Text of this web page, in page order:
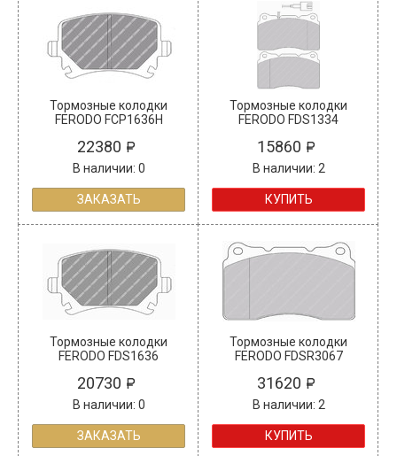
Тормозные колодки
FERODO FCP1636H
22380
В наличии: 0
ЗАКАЗАТЬ
Тормозные колодки
FERODO FDS1334
15860
В наличии: 2
КУПИТЬ
Тормозные колодки
FERODO FDS1636
20730
В наличии: 0
ЗАКАЗАТЬ
Тормозные колодки
FERODO FDSR3067
31620
В наличии: 2
КУПИТЬ